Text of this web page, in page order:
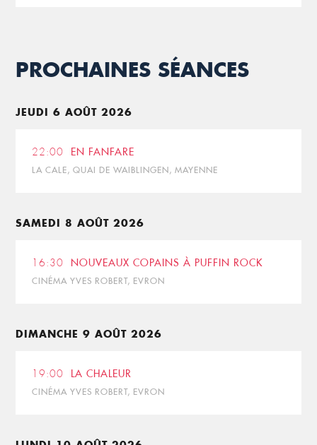
PROCHAINES SÉANCES
JEUDI 6 AOÛT 2026
22:00 EN FANFARE
LA CALE, QUAI DE WAIBLINGEN, MAYENNE
SAMEDI 8 AOÛT 2026
16:30 NOUVEAUX COPAINS À PUFFIN ROCK
CINÉMA YVES ROBERT, EVRON
DIMANCHE 9 AOÛT 2026
19:00 LA CHALEUR
CINÉMA YVES ROBERT, EVRON